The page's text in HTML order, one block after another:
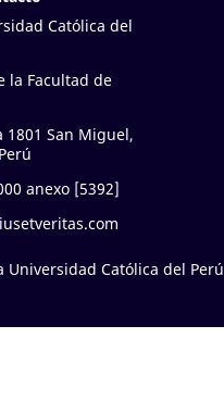
Católica del
la Facultad de
1801 San Miguel,
anexo [5392]
Universidad Católica del Perú